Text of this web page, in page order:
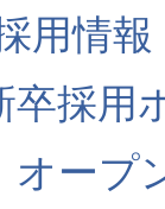
用情
卒採用
オープ